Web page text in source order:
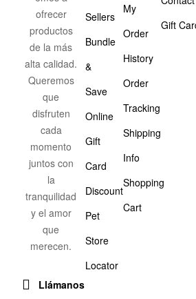
ofrecer
productos
de la más
alta calidad.
Queremos
que
disfruten
cada
momento
juntos con
la
tranquilidad
y el amor
que
merecen.
Llámanos
Sellers
Bundle
&
Save
Online
Gift
Card
Discount
Pet
Store
Locator
My
Order
History
Order
Tracking
Shipping
Info
Shopping
Cart
Gift